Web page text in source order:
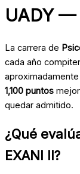
UADY —
La carrera de
cada año
1,100 puntos
quedar admitido.
¿Qué
EXANI II?